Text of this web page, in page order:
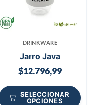
DRINKWARE
Jarro Java
$12.796,99
SELECCIONAR
OPCIONES